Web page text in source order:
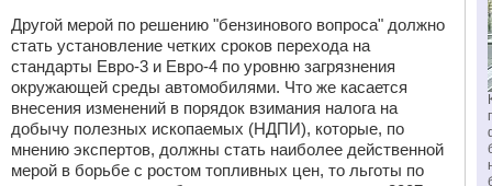
Другой мерой по решению "бензинового вопроса" должно
стать установление четких сроков перехода на
стандарты Евро-3 и Евро-4 по уровню загрязнения
окружающей среды автомобилями. Что же касается
внесения изменений в порядок взимания налога на
добычу полезных ископаемых (НДПИ), которые, по
мнению экспертов, должны стать наиболее действенной
мерой в борьбе с ростом топливных цен, то льготы по